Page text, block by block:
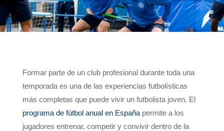
Formar parte de un club profesional durante toda una
temporada es una de las experiencias futbolísticas
más completas que puede vivir un futbolista joven. El
programa de fútbol anual en Españapermite a los
jugadores entrenar, competir y convivir dentro de la